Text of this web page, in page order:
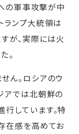
の軍事攻撃が中
ランプ大統領は
が、実際には火
。
ん。ロシアのウ
アでは北朝鮮の
しています。特
在感を高めてお